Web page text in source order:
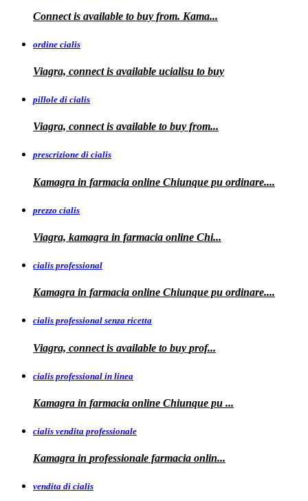
Connect is available to buy from. Kama...
ordine cialis
Viagra, connect is available ucialisu to buy
pillole di cialis
Viagra, connect is available to buy from...
prescrizione di cialis
Kamagra in farmacia online Chiunque pu ordinare....
prezzo cialis
Viagra, kamagra in farmacia online Chi...
cialis professional
Kamagra in farmacia online Chiunque pu ordinare....
cialis professional senza ricetta
Viagra, connect is available to buy prof...
cialis professional in linea
Kamagra in farmacia online Chiunque pu ...
cialis vendita professionale
Kamagra in professionale farmacia onlin...
vendita di cialis